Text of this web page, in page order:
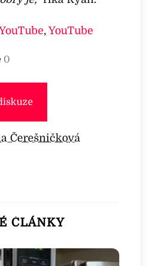
,YouTube
0
Čerešničková
ČLÁNKY